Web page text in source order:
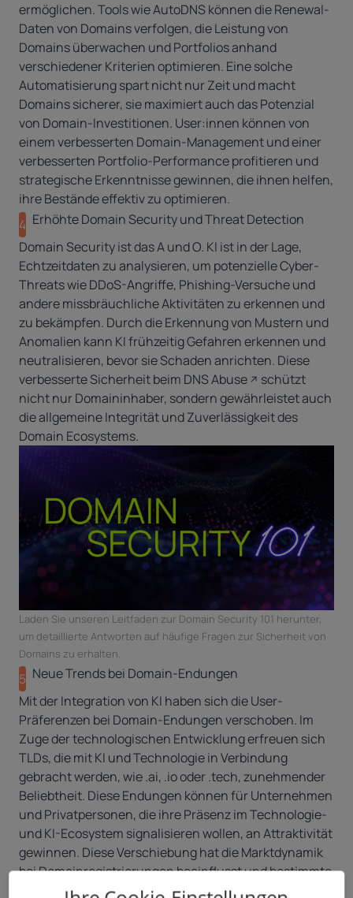
ermöglichen. Tools wieAutoDNSkönnen die Renewal-
Daten von Domains verfolgen, die Leistung von
Domains überwachen und Portfolios anhand
verschiedener Kriterien optimieren. Eine solche
Automatisierung spart nicht nur Zeit und macht
Domains sicherer, sie maximiert auch das Potenzial
von Domain-Investitionen. User:innen können von
einem verbesserten Domain-Management und einer
verbesserten Portfolio-Performance profitieren und
strategische Erkenntnisse gewinnen, die ihnen helfen,
ihre Bestände effektiv zu optimieren.
4 Erhöhte Domain Security und Threat Detection
Domain Securityist das A und O. KI ist in der Lage,
Echtzeitdaten zu analysieren, um potenzielle Cyber-
Threats wieDDoS-Angriffe, Phishing-Versuche und
andere missbräuchliche Aktivitäten zu erkennen und
zu bekämpfen. Durch die Erkennung von Mustern und
Anomalien kann KI frühzeitig Gefahren erkennen und
neutralisieren, bevor sie Schaden anrichten. Diese
verbesserte Sicherheit beim DNS Abuse
schützt
nicht nur Domaininhaber, sondern gewährleistet auch
die allgemeine Integrität und Zuverlässigkeit des
Domain Ecosystems.
Laden Sie unseren Leitfaden zur Domain Security 101 herunter,
um detaillierte Antworten auf häufige Fragen zur Sicherheit von
Domains zu erhalten.
5 Neue Trends bei Domain-Endungen
Mit der Integration von KI haben sich die User-
Präferenzen bei Domain-Endungen verschoben. Im
Zuge der technologischen Entwicklung erfreuen sich
TLDs, die mit KI und Technologie in Verbindung
gebracht werden, wie.ai, .iooder.tech, zunehmender
Beliebtheit. Diese Endungen können für Unternehmen
und Privatpersonen, die ihre Präsenz im Technologie-
und KI-Ecosystem signalisieren wollen, an Attraktivität
gewinnen. Diese Verschiebung hat die Marktdynamik
bei Domainregistrierungen beeinflusst und bestimmte
Endungen wertvoller und begehrter gemacht.